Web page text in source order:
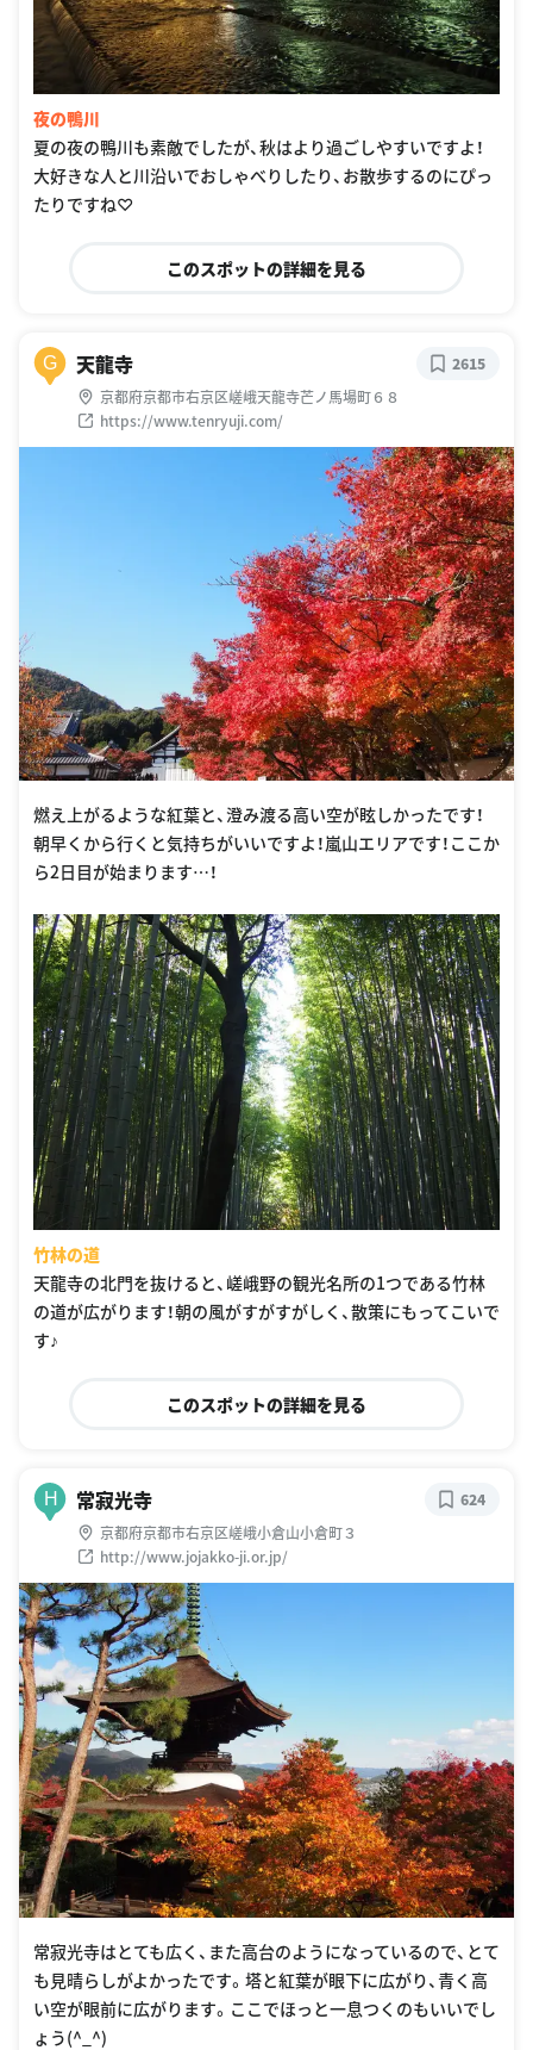
夜の鴨川
夏の夜の鴨川も素敵でしたが、秋はより過ごしやすいですよ！
大好きな人と川沿いでおしゃべりしたり、お散歩するのにぴっ
たりですね♡
このスポットの詳細を見る
G 天龍寺
京都府京都市右京区嵯峨天龍寺芒ノ馬場町６８
https://www.tenryuji.com/
2615
燃え上がるような紅葉と、澄み渡る高い空が眩しかったです！
朝早くから行くと気持ちがいいですよ！嵐山エリアです！ここか
ら2日目が始まります…！
竹林の道
天龍寺の北門を抜けると、嵯峨野の観光名所の1つである竹林
の道が広がります！朝の風がすがすがしく、散策にもってこいで
す♪
このスポットの詳細を見る
H 常寂光寺
京都府京都市右京区嵯峨小倉山小倉町３
http://www.jojakko-ji.or.jp/
624
常寂光寺はとても広く、また高台のようになっているので、とて
も見晴らしがよかったです。塔と紅葉が眼下に広がり、青く高
い空が眼前に広がります。ここでほっと一息つくのもいいでし
ょう(^_^)